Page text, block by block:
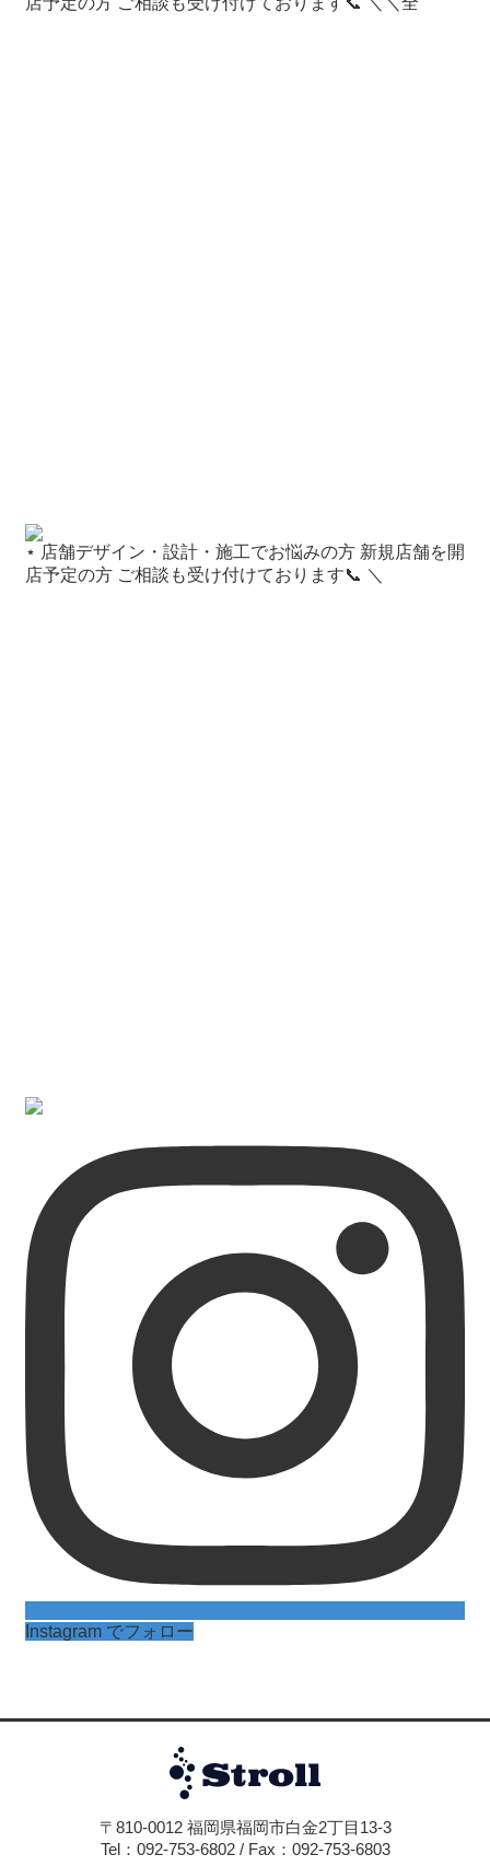
⋆ 店舗デザイン・設計・施工でお悩みの方 新規店舗を開
店予定の方 ご相談も受け付けております📞 ＼
Instagram でフォロー
〒810-0012 福岡県福岡市白金2丁目13-3
Tel：092-753-6802 / Fax：092-753-6803